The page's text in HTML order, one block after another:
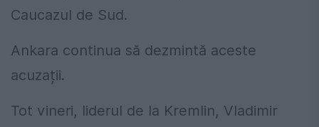
Caucazul de Sud.
Ankara continua să dezmintă aceste
acuzații.
Tot vineri, liderul de la Kremlin, Vladimir